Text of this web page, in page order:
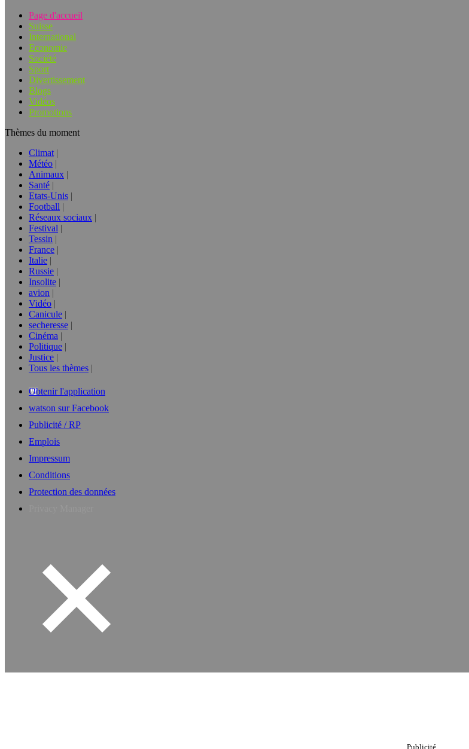
Page d'accueil
Suisse
International
Economie
Société
Sport
Divertissement
Blogs
Vidéos
Promotions
Thèmes du moment
Climat
Météo
Animaux
Santé
Etats-Unis
Football
Réseaux sociaux
Festival
Tessin
France
Italie
Russie
Insolite
avion
Vidéo
Canicule
secheresse
Cinéma
Politique
Justice
Tous les thèmes
Obtenir l'application
watson sur Facebook
Publicité / RP
Emplois
Impressum
Conditions
Protection des données